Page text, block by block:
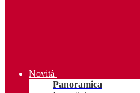
Novità
Panoramica